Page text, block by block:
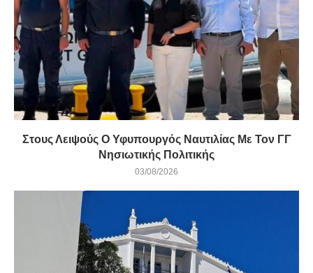
Στους Λειψούς Ο Υφυπουργός Ναυτιλίας Με Τον ΓΓ
Νησιωτικής Πολιτικής
03/08/2026